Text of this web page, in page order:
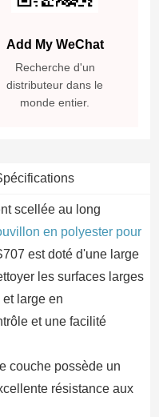
Add My WeChat
Recherche d'un
distributeur dans le
monde entier.
scellée au long
en polyester pour
est doté d'une large
les surfaces larges
large en
et une facilité
couche possède un
résistance aux